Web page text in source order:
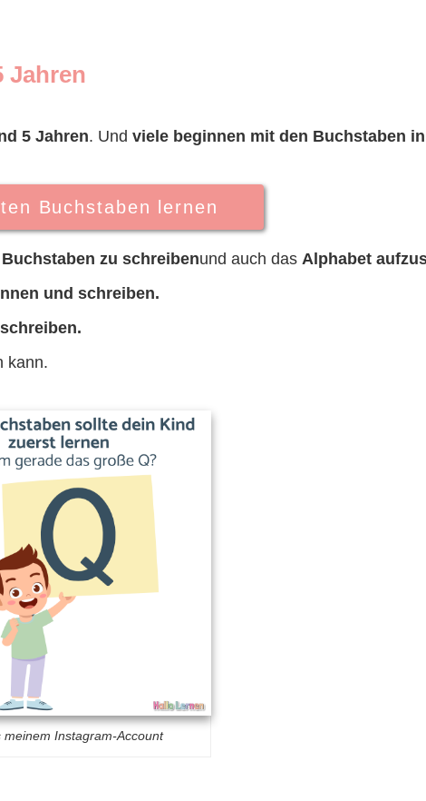
Jahren
5 Jahren. Und viele beginnen mit den Buchstaben
Buchstaben lernen
Buchstaben zu schreibenund auch das Alphabet
und schreiben.
kann.
meinem Instagram-Account